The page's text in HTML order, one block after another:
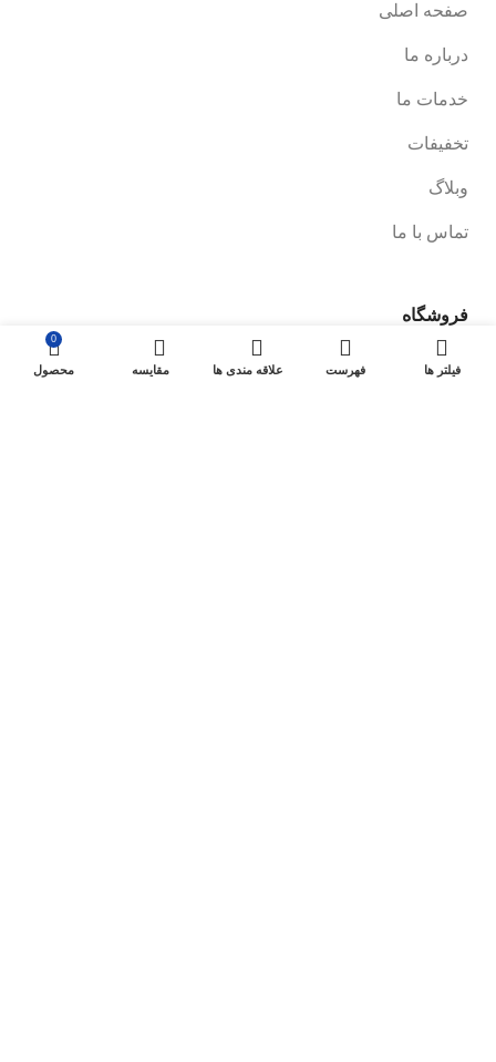
صفحه اصلی
درباره ما
خدمات ما
تخفیفات
وبلاگ
تماس با ما
فروشگاه
صفحه فروشگاه
فیلتر ها فهرست علاقه مندی ها مقایسه
0
محصول